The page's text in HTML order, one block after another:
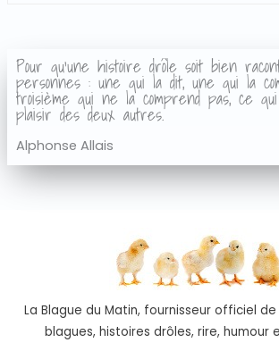
Pour qu'une histoire drôle soit bien
personnes : une qui la dit, une qui la
troisième qui ne la comprend pas, ce
plaisir des deux autres.
Alphonse Allais
La Blague du Matin, fournisseur officiel
blagues, histoires drôles, rire, humour